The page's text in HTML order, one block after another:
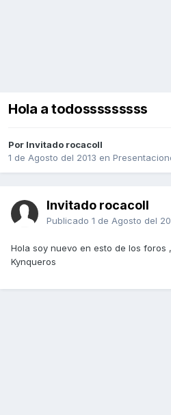
Hola a todosssssssss
Por Invitado rocacoll
1 de Agosto del 2013 en
Invitado rocacoll
Publicado 1 de Agosto del
Hola soy nuevo en esto de los foros
Kynqueros